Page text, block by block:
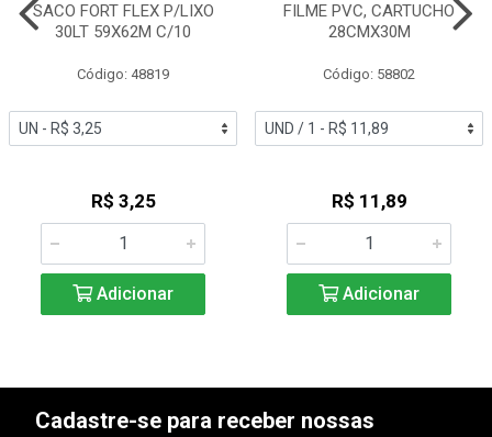
SACO FORT FLEX P/LIXO
30LT 59X62M C/10
Código: 48819
R$ 3,25
Adicionar
FILME PVC, CARTUCHO
28CMX30M
Código: 58802
R$ 11,89
Adicionar
Cadastre-se para receber nossas